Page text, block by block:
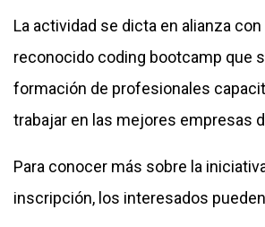
La actividad se dicta en alianza
reconocido coding bootcamp que
formación de profesionales
trabajar en las mejores empresas
Para conocer más sobre la
inscripción, los interesados